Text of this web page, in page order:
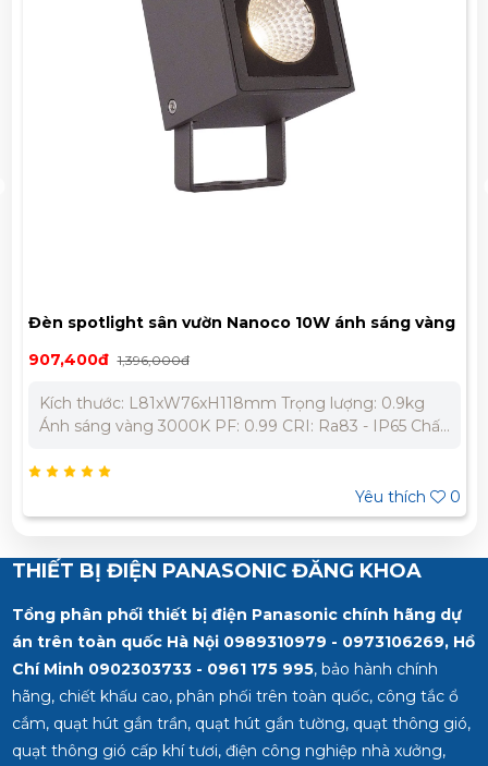
Đèn spotlight sân vườn Nanoco 10W ánh sáng vàng
NSP2746
907,400đ 1,396,000đ
Kích thước: L81xW76xH118mm Trọng lượng: 0.9kg
Ánh sáng vàng 3000K PF: 0.99 CRI: Ra83 - IP65 Chất
trong, chân cắm nhựa đen Góc chiếu: 26°
Yêu thích
0
THIẾT BỊ ĐIỆN PANASONIC ĐĂNG KHOA
Tổng phân phối thiết bị điện Panasonic chính hãng dự
án trên toàn quốc Hà Nội 0989310979 - 0973106269, Hồ
Chí Minh 0902303733 - 0961 175 995, bảo hành chính
hãng, chiết khấu cao, phân phối trên toàn quốc, công tắc ổ
cắm, quạt hút gắn trần, quạt hút gắn tường, quạt thông gió,
quạt thông gió cấp khí tươi, điện công nghiệp nhà xưởng,